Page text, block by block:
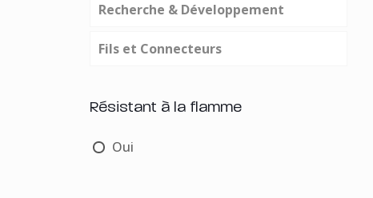
Recherche & Développement
Fils et Connecteurs
Résistant à la flamme
Oui